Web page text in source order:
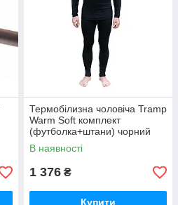
Термобілизна чоловіча Tramp
Warm Soft комплект
(футболка+штани) чорний
UTRUM-019-black, UTRUM-
019-black-S/M
В наявності
1 376 ₴
Купити